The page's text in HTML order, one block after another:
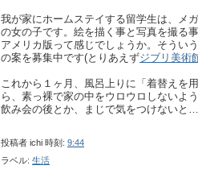
我が家にホームステイする留学生は、メ
の女の子です。絵を描く事と写真を撮る
アメリカ版って感じでしょうか。そうい
の案を募集中です(とりあえずジブリ美術
これから１ヶ月、風呂上りに「着替えを
ら、素っ裸で家の中をウロウロしないよ
飲み会の後とか、まじで気をつけないと…
投稿者 ichi 時刻: 9:44
ラベル: 生活